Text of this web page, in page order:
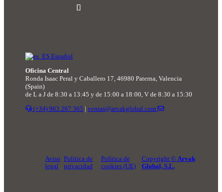
Español
Oficina Central
Ronda Isaac Peral y Caballero 17, 46980 Paterna, Valencia
(Spain)
de L a J de 8:30 a 13:45 y de 15:00 a 18:00, V de 8:30 a 15:30
(+34) 963 267 365 |ventas@arvakglobal.com
Aviso
legal
Política de
privacidad
Política de
cookies (UE)
Copyright © Arvak
Global, S.L.